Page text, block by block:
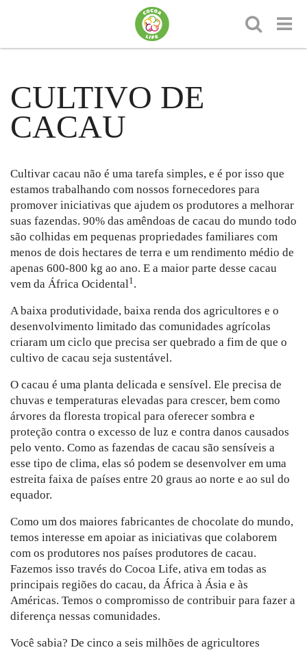
CULTIVO DE
CACAU
Cultivar cacau não é uma tarefa simples, e é por isso que
estamos trabalhando com nossos fornecedores para
promover iniciativas que ajudem os produtores a melhorar
suas fazendas. 90% das amêndoas de cacau do mundo todo
são colhidas em pequenas propriedades familiares com
menos de dois hectares de terra e um rendimento médio de
apenas 600-800 kg ao ano. E a maior parte desse cacau
vem da África Ocidental1 .
A baixa produtividade, baixa renda dos agricultores e o
desenvolvimento limitado das comunidades agrícolas
criaram um ciclo que precisa ser quebrado a fim de que o
cultivo de cacau seja sustentável.
O cacau é uma planta delicada e sensível. Ele precisa de
chuvas e temperaturas elevadas para crescer, bem como
árvores da floresta tropical para oferecer sombra e
proteção contra o excesso de luz e contra danos causados
pelo vento. Como as fazendas de cacau são sensíveis a
esse tipo de clima, elas só podem se desenvolver em uma
estreita faixa de países entre 20 graus ao norte e ao sul do
equador.
Como um dos maiores fabricantes de chocolate do mundo,
temos interesse em apoiar as iniciativas que colaborem
com os produtores nos países produtores de cacau.
Fazemos isso través do Cocoa Life, ativa em todas as
principais regiões do cacau, da África à Ásia e às
Américas. Temos o compromisso de contribuir para fazer a
diferença nessas comunidades.
Você sabia? De cinco a seis milhões de agricultores